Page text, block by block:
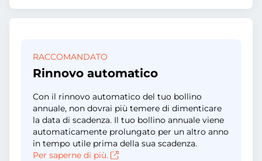
RACCOMANDATO
Rinnovo automatico
Con il rinnovo automatico del tuo bollino
annuale, non dovrai più temere di dimenticare
la data di scadenza. Il tuo bollino annuale viene
automaticamente prolungato per un altro anno
in tempo utile prima della sua scadenza.
Per saperne di più.